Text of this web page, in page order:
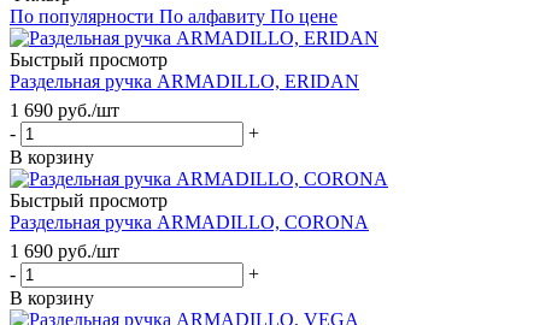
По популярности По алфавиту По цене
Быстрый просмотр
Раздельная ручка ARMADILLO, ERIDAN
1 690 руб./шт
-
+
В корзину
Быстрый просмотр
Раздельная ручка ARMADILLO, CORONA
1 690 руб./шт
-
+
В корзину